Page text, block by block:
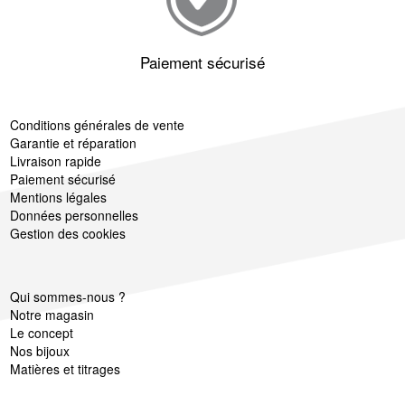
Paiement sécurisé
Conditions générales de vente
Garantie et réparation
Livraison rapide
Paiement sécurisé
Mentions légales
Données personnelles
Gestion des cookies
Qui sommes-nous ?
Notre magasin
Le concept
Nos bijoux
Matières et titrages